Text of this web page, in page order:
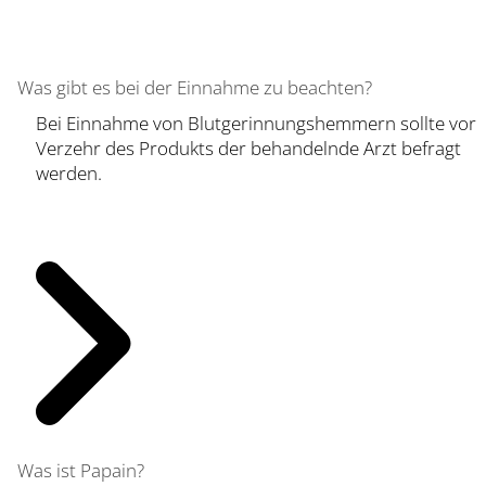
Was gibt es bei der Einnahme zu beachten?
Bei Einnahme von Blutgerinnungshemmern sollte vor
Verzehr des Produkts der behandelnde Arzt befragt
werden.
Was ist Papain?